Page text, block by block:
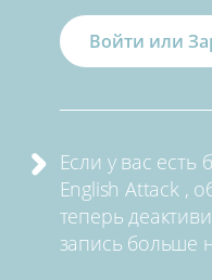
Войти или
Если у вас есть
English Attack ,
теперь
запись больше